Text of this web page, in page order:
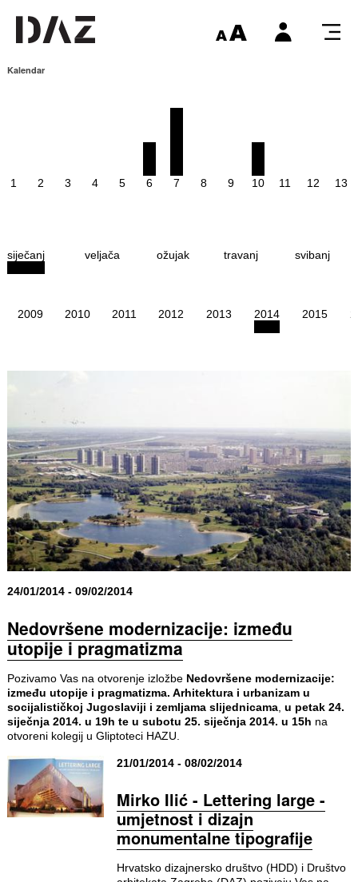
Kalendar
1 2 3 4 5 6 7 8 9 10 11 12 13
siječanj veljača ožujak travanj svibanj
2009 2010 2011 2012 2013 2014 2015
24/01/2014 - 09/02/2014
Nedovršene modernizacije: između
utopije i pragmatizma
Pozivamo Vas na otvorenje izložbe Nedovršene modernizacije:
između utopije i pragmatizma. Arhitektura i urbanizam u
socijalističkoj Jugoslaviji i zemljama slijednicama, u petak 24.
siječnja 2014. u 19h te u subotu 25. siječnja 2014. u 15h na
otvoreni kolegij u Gliptoteci HAZU.
21/01/2014 - 08/02/2014
Mirko Ilić - Lettering large -
umjetnost i dizajn
monumentalne tipografije
Hrvatsko dizajnersko društvo (HDD) i Društvo